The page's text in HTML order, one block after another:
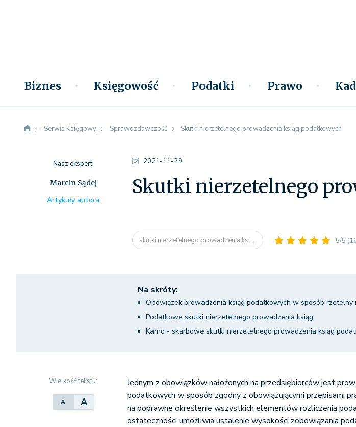
Biznes Księgowość Podatki Prawo
Serwis Księgowy Sprawozdawczość Skutki nierzetelnego prowadzenia ksiąg podatkowych
2021-11-29
Skutki nierzetelnego
skutki nierzetelnego prowadzenia ksi... 5/5
Nasz ekspert:
Marcin Sądej
Artykuły autora
Na skróty:
Obowiązek prowadzenia ksiąg podatkowych w sposób
Podatkowe skutki nierzetelnego prowadzenia ksiąg
Karno - skarbowe skutki nierzetelnego prowadzenia ksiąg
Wielkość tekstu:
A A
Jednym z obowiązków nałożonych na przedsiębiorców jest
podatkowych w sposób zgodny z obowiązującymi przepisami
na poprawne określenie wszystkich elementów rozliczenia
ostateczności umożliwia ustalenie wysokości zobowiązania